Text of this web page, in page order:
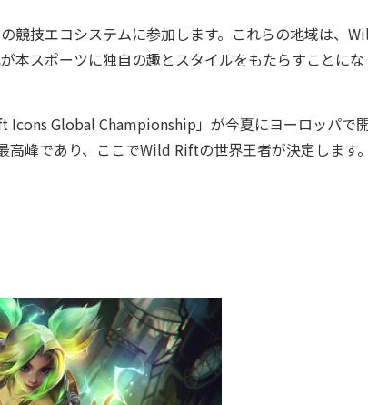
技エコシステムに参加します。これらの地域は、
本スポーツに独自の趣とスタイルをもたらすことに
Global Championship」が今夏にヨーロッパで
峰であり、ここでWild Riftの世界王者が決定します